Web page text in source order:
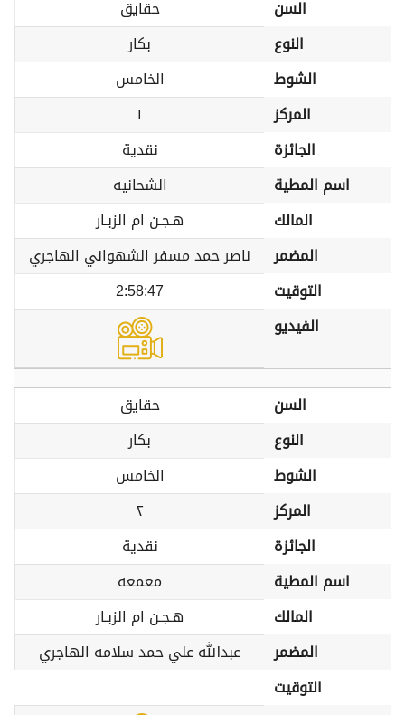
السن
حقايق
النوع
بكار
الشوط
الخامس
المركز
١
الجائزة
نقدية
اسم المطية
الشحانيه
المالك
هـجـن ام الزبـار
المضمر
ناصر حمد مسفر الشهواني الهاجري
التوقيت
2:58:47
الفيديو
السن
حقايق
النوع
بكار
الشوط
الخامس
المركز
٢
الجائزة
نقدية
اسم المطية
معمعه
المالك
هـجـن ام الزبـار
المضمر
عبدالله علي حمد سلامه الهاجري
التوقيت